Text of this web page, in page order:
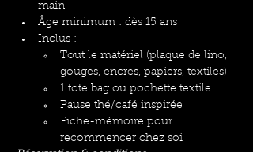
main
Âge minimum : dès 15 ans
Inclus :
Tout le matériel (plaque de lino,
gouges, encres, papiers, textiles)
1 tote bag ou pochette textile
Pause thé/café inspirée
Fiche-mémoire pour
recommencer chez soi